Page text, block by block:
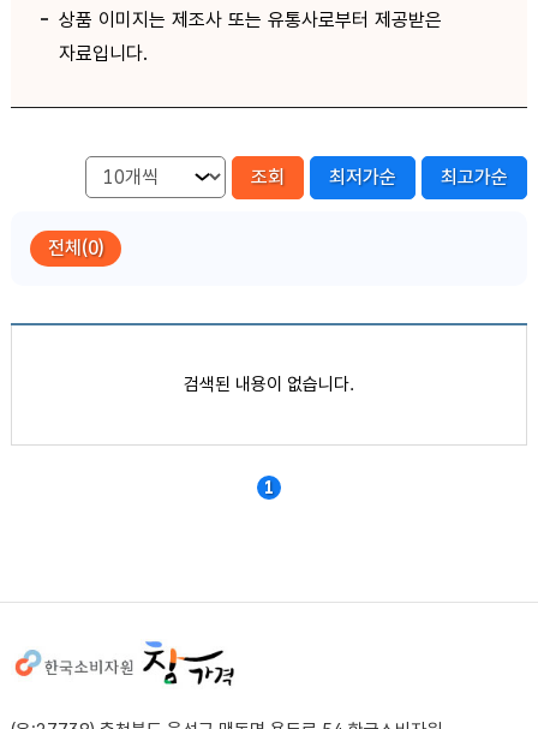
상품 이미지는 제조사 또는 유통사로부터 제공받은
자료입니다.
조회 최저가순 최고가순
전체(0)
검색된 내용이 없습니다.
1